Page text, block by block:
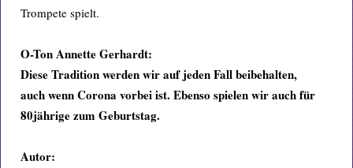
Trompete spielt.
O-Ton Annette Gerhardt:
Diese Tradition werden wir auf jeden Fall beibehalten,
auch wenn Corona vorbei ist. Ebenso spielen wir auch für
80jährige zum Geburtstag.
Autor: